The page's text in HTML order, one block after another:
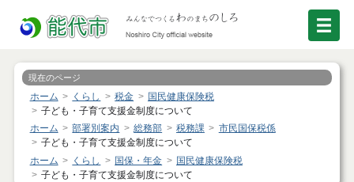
現在のページ
ホーム くらし 税金
国民健康保険税
子ども・子育て支援金制度について
ホーム
部署別案内 総務部 税務課
市民国保税係
子ども・子育て支援金制度について
ホーム
くらし 国保・年金
国民健康保険税
子ども・子育て支援金制度について